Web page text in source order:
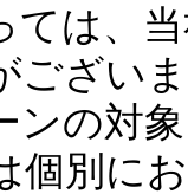
ては、
ござい
ンの対
個別に